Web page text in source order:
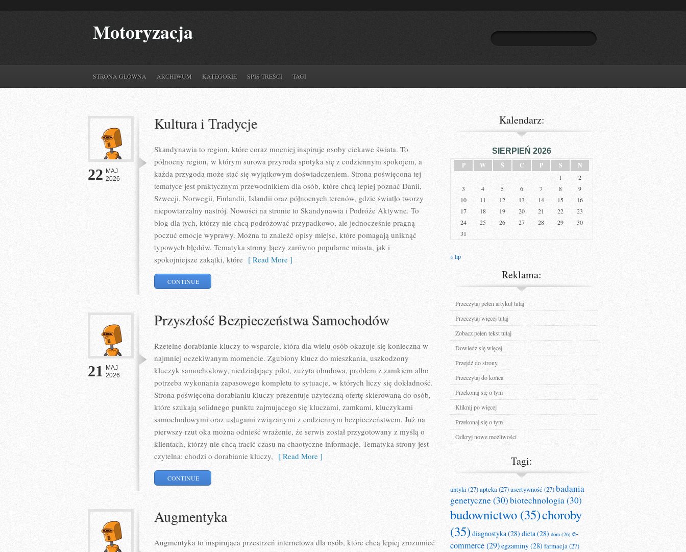
Motoryzacja
STRONA GŁÓWNA ARCHIWUM KATEGORIE SPIS TREŚCI TAGI
22 MAJ
2026
Kultura i Tradycje
Skandynawia to region, które coraz mocniej inspiruje osoby ciekawe świata. To
północny region, w którym surowa przyroda spotyka się z codziennym spokojem, a
każda przygoda może stać się wyjątkowym doświadczeniem. Strona poświęcona tej
tematyce jest praktycznym przewodnikiem dla osób, które chcą lepiej poznać Danii,
Szwecji, Norwegii, Finlandii, Islandii oraz północnych terenów, gdzie światło tworzy
niepowtarzalny nastrój. Nowości na stronie to Skandynawia i Podróże Aktywne. To
blog dla tych, którzy nie chcą podróżować przypadkowo, ale jednocześnie pragną
poczuć emocje wyprawy. Można tu znaleźć opisy miejsc, które pomagają uniknąć
typowych błędów. Tematyka strony łączy zarówno popularne miasta, jak i
spokojniejsze zakątki, które [ Read More ]
CONTINUE
21 MAJ
2026
Przyszłość Bezpieczeństwa Samochodów
Rzetelne dorabianie kluczy to wsparcie, która dla wielu osób okazuje się konieczna w
najmniej oczekiwanym momencie. Zgubiony klucz do mieszkania, uszkodzony
kluczyk samochodowy, niedziałający pilot, zużyta obudowa, problem z zamkiem albo
potrzeba wykonania zapasowego kompletu to sytuacje, w których liczy się dokładność.
Strona poświęcona dorabianiu kluczy prezentuje użyteczną ofertę skierowaną do osób,
które szukają solidnego punktu zajmującego się kluczami, zamkami, kluczykami
samochodowymi oraz usługami związanymi z codziennym bezpieczeństwem. Już na
pierwszy rzut oka można odnieść wrażenie, że serwis został przygotowany z myślą o
klientach, którzy nie chcą tracić czasu na chaotyczne informacje. Tematyka strony jest
czytelna: chodzi o dorabianie kluczy, [ Read More ]
CONTINUE
Augmentyka
Augmentyka to inspirująca przestrzeń internetowa dla osób, które chcą lepiej zrozumieć
Kalendarz:
SIERPIEŃ 2026
P
W Ś C P S N
1
2
3
4 5 6 7 8
9
10
11 12 13 14 15
16
17
18 19 20 21 22
23
24
25 26 27 28 29
30
31
« lip
Reklama:
Przeczytaj pełen artykuł tutaj
Przeczytaj więcej tutaj
Zobacz pełen tekst tutaj
Dowiedz się więcej
Przejdź do strony
Przeczytaj do końca
Przekonaj się o tym
Kliknij po więcej
Przekonaj się o tym
Odkryj nowe możliwości
Tagi:
antyki(27)apteka(27)asertywność(27)badania
genetyczne(30)biotechnologia(30)
budownictwo (35)choroby
(35) diagnostyka(28) dieta(28) dom (26) e-
commerce(29)egzaminy(28) farmacja(27)